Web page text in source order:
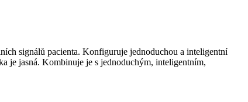
signálů pacienta. Konfiguruje jednoduchou a inteligentní
je jasná. Kombinuje je s jednoduchým, inteligentním,